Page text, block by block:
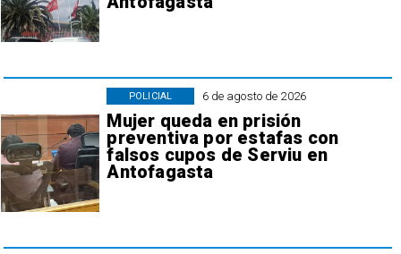
6 de agosto de 2026
Mujer queda en prisión
preventiva por estafas con
falsos cupos de Serviu en
Antofagasta
POLICIAL